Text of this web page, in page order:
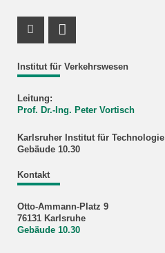
Institut für Verkehrswesen
Leitung:
Prof. Dr.-Ing. Peter Vortisch
Karlsruher Institut für Technologie
Gebäude 10.30
Kontakt
Otto-Ammann-Platz 9
76131 Karlsruhe
Gebäude 10.30
ResearchGate Profil
LinkedIn Profil